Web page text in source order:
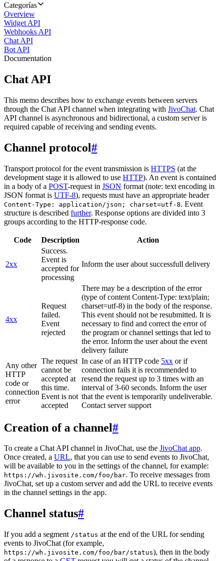
Categorías
Overview
Widget API
Webhooks API
Chat API
Bot API
Documentation
Chat API
This memo describes how to exchange events between servers
through the Chat API channel when integrating with JivoChat. Chat
API channel is asynchronous and bidirectional, a custom server is
required capable of receiving and sending events.
Channel protocol#
Transport protocol for the event transmission is HTTPS (at the
development stage it is allowed to use HTTP). An event is contained
in a body of a POST-request in JSON format (note: text encoding in
JSON format is UTF-8), requests must have an appropriate header
Content-Type: application/json; charset=utf-8. Event
structure is described further. Response options are divided into 3
groups according to the HTTP-response code.
Code Description Action
2xx
Success.
Event is
accepted for
processing
Inform the user about successfull delivery
4xx
Request
failed.
Event
rejected
There may be a description of the error
(type of content Content-Type: text/plain;
charset=utf-8) in the body of the response.
This event should not be resubmitted. It is
necessary to find and correct the error of
the program or channel settings that led to
the error. Inform the user about the event
delivery failure
Any other
HTTP
code or
connection
error
The request
cannot be
accepted at
this time.
Event is not
accepted
In case of an HTTP code 5xx or if
connection fails it is recommended to
resend the request up to 3 times with an
interval of 3-60 seconds. Inform the user
that the event is temporarily undeliverable.
Contact server support
Creation of a channel#
To create a Chat API channel in JivoChat, use the JivoChat app.
Once created, a URL, that you can use to send events to JivoChat,
will be available to you in the settings of the channel, for example:
https://wh.jivosite.com/foo/bar. To receive messages from
JivoChat, set up a custom server and add the URL to receive events
in the channel settings in the app.
Channel status#
If you add a segment /status at the end of the URL for sending
events to JivoChat (for example,
https://wh.jivosite.com/foo/bar/status), then in the body